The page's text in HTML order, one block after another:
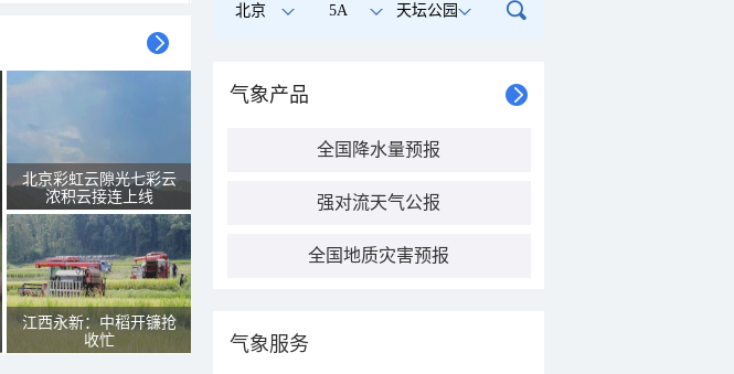
北京彩虹云隙光七彩云
浓积云接连上线
江西永新：中稻开镰抢
收忙
北京 5A 天坛公园
气象产品
全国降水量预报
强对流天气公报
全国地质灾害预报
气象服务